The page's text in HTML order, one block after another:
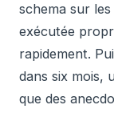
schema sur
exécutée
rapidement.
dans six mois,
que des